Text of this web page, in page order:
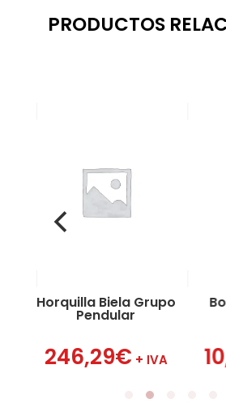
PRODUCTOS
Horquilla Biela Grupo
Pendular
246,29€ + IVA